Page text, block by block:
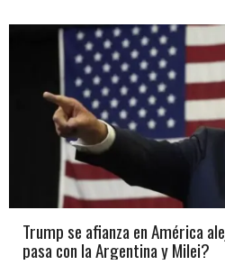
Trump se afianza en América
pasa con la Argentina y Milei?